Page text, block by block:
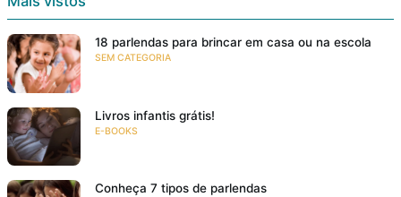
18 parlendas para brincar em casa ou na escola
SEM CATEGORIA
Livros infantis grátis!
E-BOOKS
Conheça 7 tipos de parlendas